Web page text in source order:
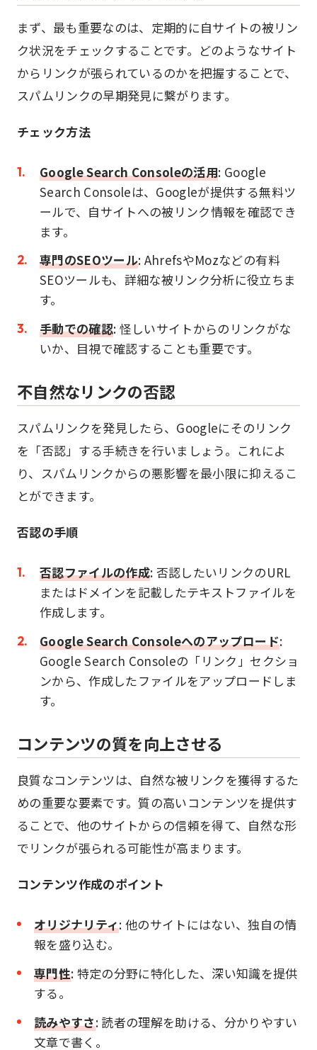
まず、最も重要なのは、定期的に自サイトの被リン
ク状況をチェックすることです。どのようなサイト
からリンクが張られているのかを把握することで、
スパムリンクの早期発見に繋がります。
チェック方法
Google Search Consoleの活用: Google
Search Consoleは、Googleが提供する無料ツ
ールで、自サイトへの被リンク情報を確認でき
ます。
専門のSEOツール: AhrefsやMozなどの有料
SEOツールも、詳細な被リンク分析に役立ちま
す。
手動での確認: 怪しいサイトからのリンクがな
いか、目視で確認することも重要です。
不自然なリンクの否認
スパムリンクを発見したら、Googleにそのリンク
を「否認」する手続きを行いましょう。これによ
り、スパムリンクからの悪影響を最小限に抑えるこ
とができます。
否認の手順
否認ファイルの作成: 否認したいリンクのURL
またはドメインを記載したテキストファイルを
作成します。
Google Search Consoleへのアップロード:
Google Search Consoleの「リンク」セクショ
ンから、作成したファイルをアップロードしま
す。
コンテンツの質を向上させる
良質なコンテンツは、自然な被リンクを獲得するた
めの重要な要素です。質の高いコンテンツを提供す
ることで、他のサイトからの信頼を得て、自然な形
でリンクが張られる可能性が高まります。
コンテンツ作成のポイント
オリジナリティ: 他のサイトにはない、独自の情
報を盛り込む。
専門性: 特定の分野に特化した、深い知識を提供
する。
読みやすさ: 読者の理解を助ける、分かりやすい
文章で書く。